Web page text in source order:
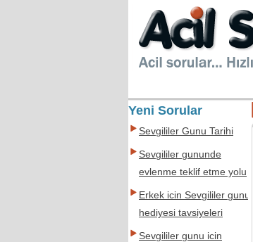
Yeni Sorular
Sevgililer Gunu Tarihi
Sevgililer gununde
evlenme teklif etme yolu
Erkek icin Sevgililer gunu
hediyesi tavsiyeleri
Sevgililer gunu icin